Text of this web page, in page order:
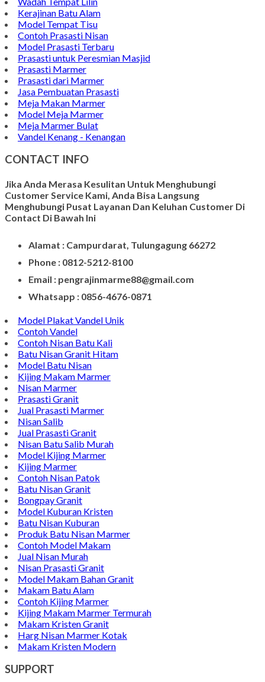
Contoh Wastafel Bulat
Jual Asbak Unik
Wastafel Model Terbaru
Kijing Model Terbaru
Model Kijing Makam Kristen
Gambar Kijing Makam Minimalis
Model Makam
Pen Holder Murah
Papan Nama Meja Onyx
Gambar Patung Pieta
Kerajinan Batu Marmer
Kerajinan Vas Bunga
Wadah Tempat Lilin
Kerajinan Batu Alam
Model Tempat Tisu
Model Prasasti Terbaru
Prasasti untuk Peresmian Masjid
Prasasti Marmer
Prasasti dari Marmer
Meja Makan Marmer
Meja Marmer Bulat
Vandel Kenang - Kenangan
CONTACT INFO
Jika Anda Merasa Kesulitan Untuk Menghubungi
Customer Service Kami, Anda Bisa Langsung
Menghubungi Pusat Layanan Dan Keluhan Customer Di
Contact Di Bawah Ini
Alamat : Campurdarat, Tulungagung 66272
Phone : 0812-5212-8100
Email : pengrajinmarme88@gmail.com
Whatsapp : 0856-4676-0871
Model Plakat Vandel Unik
Contoh Vandel
Contoh Nisan Batu Kali
Batu Nisan Granit Hitam
Model Batu Nisan
Kijing Makam Marmer
Nisan Marmer
Prasasti Granit
Jual Prasasti Marmer
Nisan Salib
Jual Prasasti Granit
Nisan Batu Salib Murah
Model Kijing Marmer
Kijing Marmer
Contoh Nisan Patok
Batu Nisan Granit
Bongpay Granit
Model Kuburan Kristen
Batu Nisan Kuburan
Produk Batu Nisan Marmer